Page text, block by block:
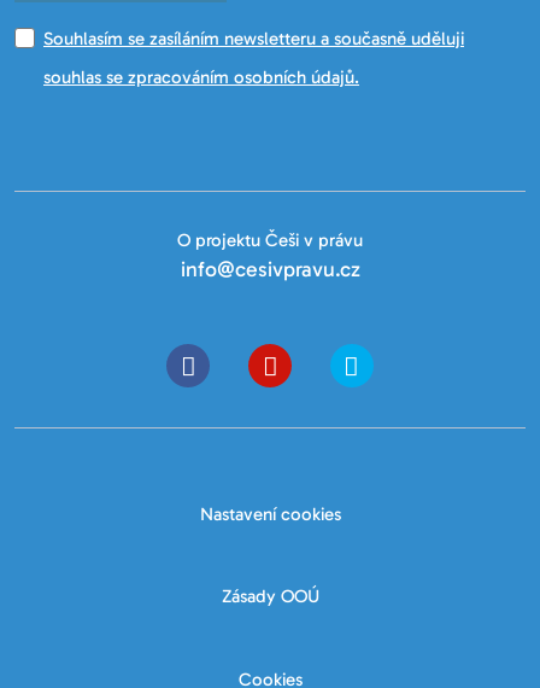
Souhlasím se zasíláním newsletteru a současně uděluji
souhlas se zpracováním osobních údajů.
O projektu Češi v právu
info@cesivpravu.cz
Nastavení cookies
Zásady OOÚ
Cookies